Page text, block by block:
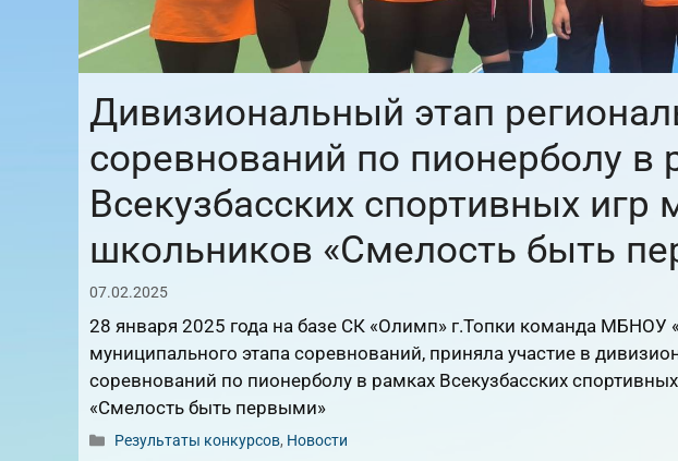
Дивизиональный этап
соревнований по пионерболу в
Всекузбасских спортивных игр
школьников «Смелость быть
07.02.2025
28 января 2025 года на базе СК «Олимп» г.Топки команда МБНОУ
муниципального этапа соревнований, приняла участие в
соревнований по пионерболу в рамках Всекузбасских
«Смелость быть первыми»
Рубрики
Результаты конкурсов, Новости